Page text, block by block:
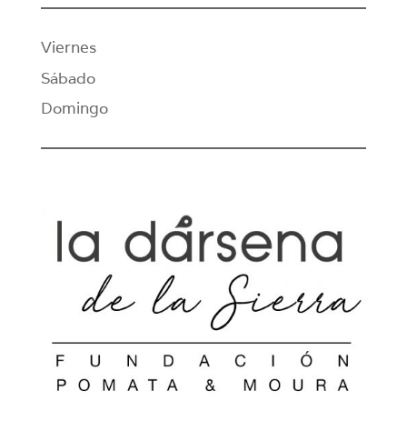
Viernes
Sábado
Domingo